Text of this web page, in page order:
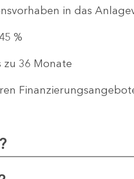
in das
%
36 Monate